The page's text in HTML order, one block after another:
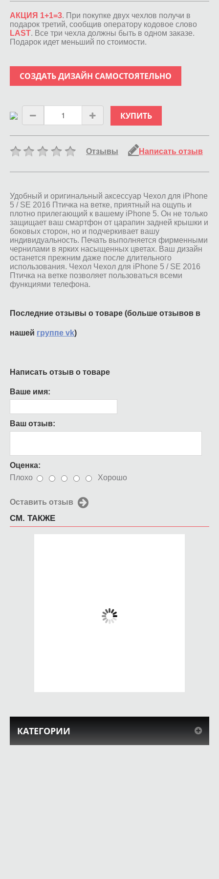
АКЦИЯ 1+1=3. При покупке двух чехлов получи в
подарок третий, сообщив оператору кодовое слово
LAST. Все три чехла должны быть в одном заказе.
Подарок идет меньший по стоимости.
СОЗДАТЬ ДИЗАЙН САМОСТОЯТЕЛЬНО
КУПИТЬ
Отзывы Написать отзыв
Удобный и оригинальный аксессуар Чехол для iPhone
5 / SE 2016 Птичка на ветке, приятный на ощупь и
плотно прилегающий к вашему iPhone 5. Он не только
защищает ваш смартфон от царапин задней крышки и
боковых сторон, но и подчеркивает вашу
индивидуальность. Печать выполняется фирменными
чернилами в ярких насыщенных цветах. Ваш дизайн
останется прежним даже после длительного
использования. Чехол Чехол для iPhone 5 / SE 2016
Птичка на ветке позволяет пользоваться всеми
функциями телефона.
Последние отзывы о товаре (больше отзывов в
нашей группе vk)
Написать отзыв о товаре
Ваше имя:
Ваш отзыв:
Оценка:
Плохо
Хорошо
Оставить отзыв
СМ. ТАКЖЕ
КАТЕГОРИИ